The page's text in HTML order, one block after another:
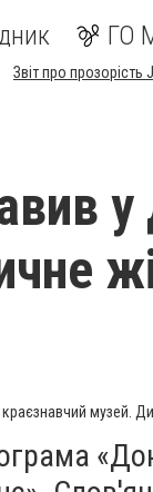
ГО
Звіт про прозорість
у
музей.